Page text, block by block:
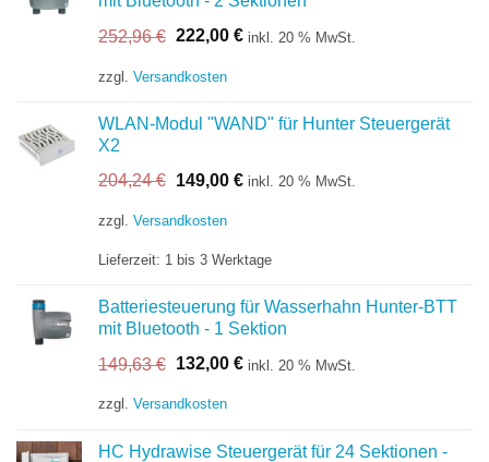
252,96€ Ursprünglicher
war:
222,00 €Aktueller
inkl. 20 % MwSt.
zzgl. Versandkosten
WLAN-Modul "WAND" für Hunter Steuergerät
X2
204,24€ Ursprünglicher
war:
149,00 €Aktueller
inkl. 20 % MwSt.
zzgl. Versandkosten
Lieferzeit: 1 bis 3 Werktage
Batteriesteuerung für Wasserhahn Hunter-BTT
mit Bluetooth - 1 Sektion
149,63€ Ursprünglicher
war:
132,00 €Aktueller
inkl. 20 % MwSt.
zzgl. Versandkosten
HC Hydrawise Steuergerät für 24 Sektionen -